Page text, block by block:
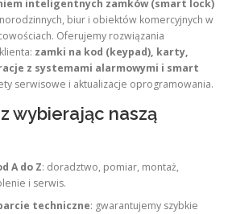
inteligentnych zamków (smart lock)
biur i obiektów komercyjnych w
Oferujemy rozwiązania
zamki na kod (keypad), karty,
z systemami alarmowymi i smart
serwisowe i aktualizacje oprogramowania.
wybierając naszą
A do Z: doradztwo, pomiar, montaż,
i serwis.
techniczne: gwarantujemy szybkie